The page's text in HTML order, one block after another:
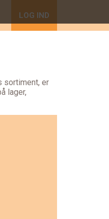
LOG IND
sortiment, er
lager,